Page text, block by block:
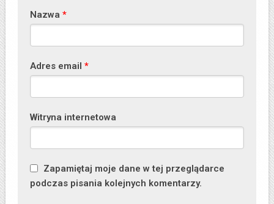
Nazwa *
Adres email *
Witryna internetowa
Zapamiętaj moje dane w tej przeglądarce
podczas pisania kolejnych komentarzy.